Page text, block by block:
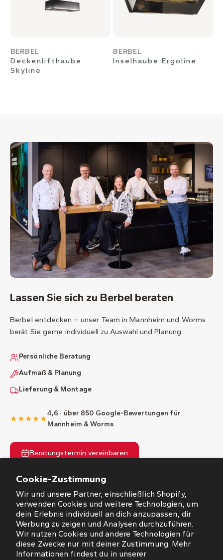
Cookie-Zustimmung
Wir und unsere Partner, einschließlich Shopify,
verwenden Cookies und weitere Technologien, um
dein Erlebnis individuell an dich anzupassen, dir
Werbung zu zeigen und Analysen durchzuführen.
Wir nutzen Cookies und andere Technologien für
diese Zwecke nur mit deiner Zustimmung. Mehr
Informationen findest du in unserer
BERBEL
Deckenlifthaube
Skyline
BERBEL
Inselhaube Ergoline
Lassen Sie sich zu Berbel beraten
Berbel entdecken – unser Team in Mannheim und Worms
berät Sie gerne individuell zu Auswahl und Planung.
Persönliche Beratung
Aufmaß & Planung
Lieferung & Montage
★★★★★
4,6 · über 850 Google-Bewertungen für
Mannheim & Worms
Beratungstermin vereinbaren
ÖFFNUNGSZEITEN
NEWSLETTER